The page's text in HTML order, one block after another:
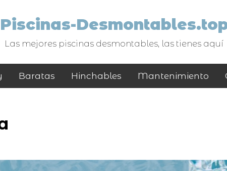
Piscinas-
Las mejores piscinas desmontables, las tienes aquí
Baratas Hinchables Mantenimiento